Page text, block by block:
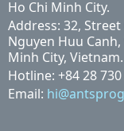
Ho Chi Minh City.
Address: 32,
Nguyen Huu
Minh City, Vietnam.
Hotline: +84 28
Email: